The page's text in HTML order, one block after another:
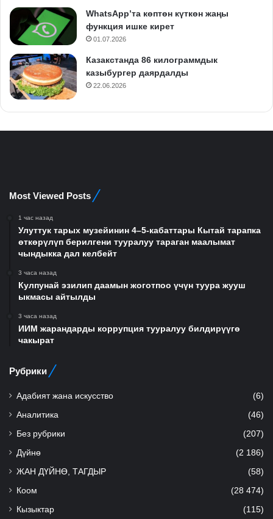
WhatsApp’та көптөн күткөн жаңы
функция ишке кирет
01.07.2026
Казакстанда 86 килограммдык
казыбургер даярдалды
22.06.2026
Most Viewed Posts
1 час назад
Улуттук тарых музейинин 4–5-кабаттары Кытай тарапка
өткөрүлүп берилгени тууралуу тараган маалымат
чындыкка дал келбейт
3 часа назад
Кулпунай эзилип даамын жоготпоо үчүн туура жууш
ыкмасы айтылды
3 часа назад
ИИМ жарандарды коррупция тууралуу билдирүүгө
чакырат
Рубрики
Адабият жана искусство (6)
Аналитика (46)
Без рубрики (207)
Дүйнө (2 186)
ЖАН ДҮЙНӨ, ТАГДЫР (58)
Коом (28 474)
Кызыктар (115)